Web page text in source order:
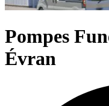
Pompes
Évran